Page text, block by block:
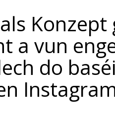
a vun
do